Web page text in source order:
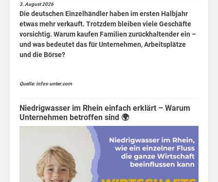
3. August 2026
Die deutschen Einzelhändler haben im ersten Halbjahr
etwas mehr verkauft. Trotzdem bleiben viele Geschäfte
vorsichtig. Warum kaufen Familien zurückhaltender ein –
und was bedeutet das für Unternehmen, Arbeitsplätze
und die Börse?
Quelle: infos-unter.com
Niedrigwasser im Rhein einfach erklärt – Warum
Unternehmen betroffen sind 🌍